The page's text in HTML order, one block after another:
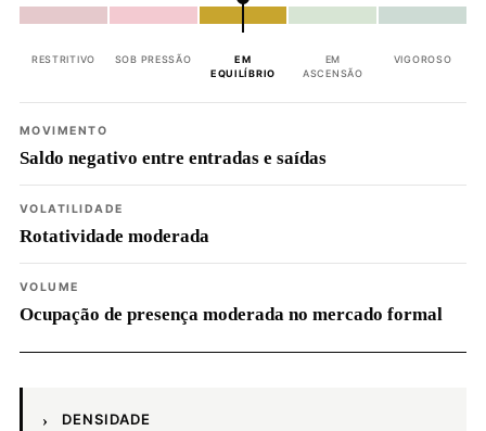
RESTRITIVO SOB PRESSÃO
EM
EQUILÍBRIO
EM
ASCENSÃO
VIGOROSO
MOVIMENTO
Saldo negativo entre entradas e saídas
VOLATILIDADE
Rotatividade moderada
VOLUME
Ocupação de presença moderada no mercado formal
DENSIDADE